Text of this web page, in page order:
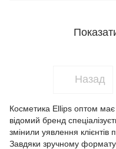
Назад
Косметика Ellips оптом
відомий бренд
змінили уявлення
Завдяки зручному